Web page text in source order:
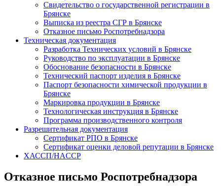
Свидетельство о государственной регистрации в
Брянске
Выписка из реестра СГР в Брянске
Отказное письмо Роспотребнадзора
Техническая документация
Разработка Технических условий в Брянске
Руководство по эксплуатации в Брянске
Обоснование безопасности в Брянске
Технический паспорт изделия в Брянске
Паспорт безопасности химической продукции в
Брянске
Маркировка продукции в Брянске
Технологическая инструкция в Брянске
Программа производственного контроля
Разрешительная документация
Сертификат РПО в Брянске
Сертификат оценки деловой репутации в Брянске
ХАССП/HACCP
Отказное письмо Роспотребнадзора